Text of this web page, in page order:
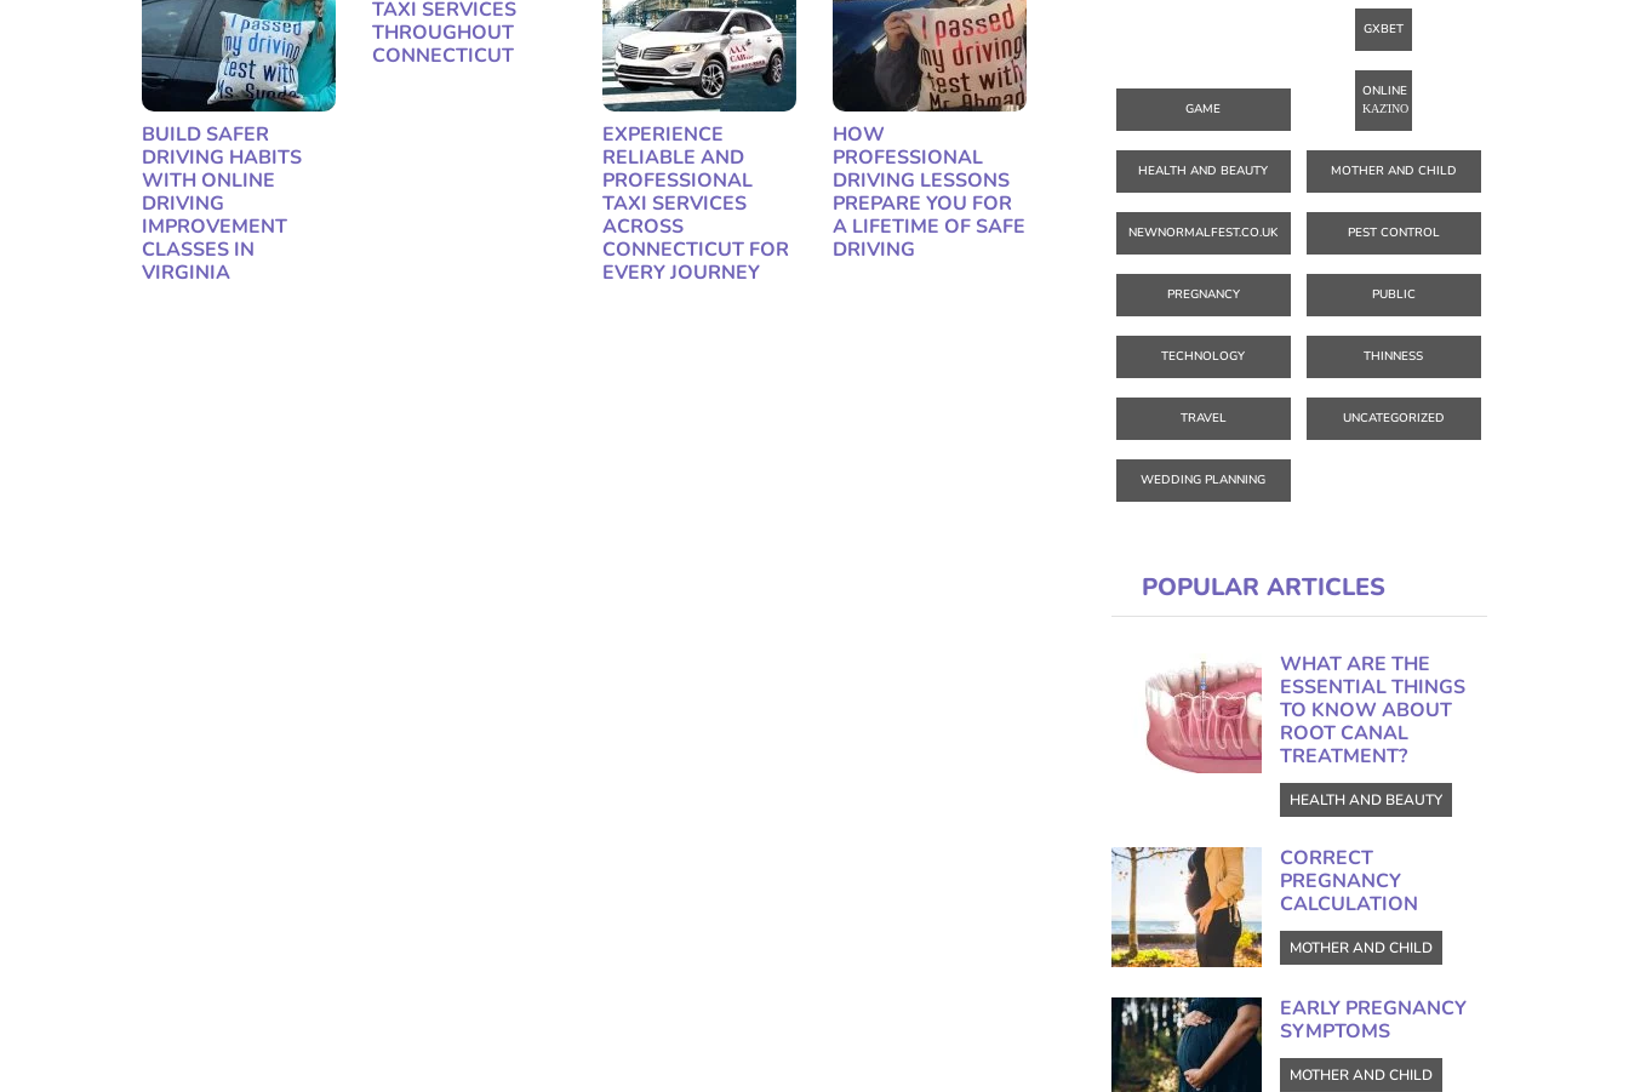
BUILD SAFER
DRIVING HABITS
WITH ONLINE
DRIVING
IMPROVEMENT
CLASSES IN
VIRGINIA
TAXI SERVICES
THROUGHOUT
CONNECTICUT
EXPERIENCE
RELIABLE AND
PROFESSIONAL
TAXI SERVICES
ACROSS
CONNECTICUT FOR
EVERY JOURNEY
HOW
PROFESSIONAL
DRIVING LESSONS
PREPARE YOU FOR
A LIFETIME OF SAFE
DRIVING
GAME
GXBET
ONLINE
ΚΑΖΊΝΟ
HEALTH AND BEAUTY MOTHER AND CHILD
NEWNORMALFEST.CO.UK PEST CONTROL
PREGNANCY PUBLIC
TECHNOLOGY THINNESS
TRAVEL UNCATEGORIZED
WEDDING PLANNING
POPULAR ARTICLES
WHAT ARE THE
ESSENTIAL THINGS
TO KNOW ABOUT
ROOT CANAL
TREATMENT?
HEALTH AND BEAUTY
CORRECT
PREGNANCY
CALCULATION
MOTHER AND CHILD
EARLY PREGNANCY
SYMPTOMS
MOTHER AND CHILD